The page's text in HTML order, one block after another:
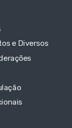
e Diversos